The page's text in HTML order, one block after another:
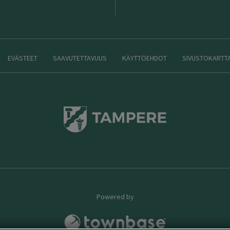
EVÄSTEET SAAVUTETTAVUUS KÄYTTÖEHDOT
Powered by